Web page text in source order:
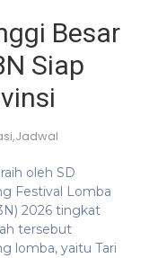
Besar
Siap
,Jadwal
oleh SD
Festival Lomba
2026 tingkat
tersebut
lomba, yaitu Tari